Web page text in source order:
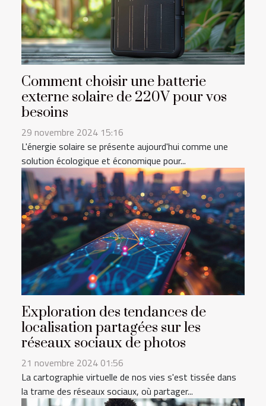
Comment choisir une batterie
externe solaire de 220V pour vos
besoins
29 novembre 2024 15:16
L'énergie solaire se présente aujourd'hui comme une
solution écologique et économique pour...
Exploration des tendances de
localisation partagées sur les
réseaux sociaux de photos
21 novembre 2024 01:56
La cartographie virtuelle de nos vies s'est tissée dans
la trame des réseaux sociaux, où partager...